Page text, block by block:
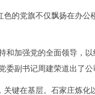
党旗不仅飘扬在办公
加强党的全面领导，以
委副书记周建荣道出了公
在基层。石家庄炼化